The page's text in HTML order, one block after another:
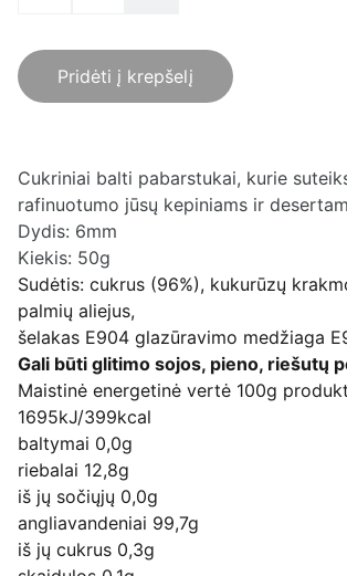
Pridėti į krepšelį
Cukriniai balti pabarstukai, kurie
rafinuotumo jūsų kepiniams ir
Dydis: 6mm
Kiekis: 50g
Sudėtis: cukrus (96%), kukurūzų
palmių aliejus,
šelakas E904 glazūravimo medžiaga
Gali būti glitimo sojos, pieno, riešutų
Maistinė energetinė vertė 100g
1695kJ/399kcal
baltymai 0,0g
riebalai 12,8g
iš jų sočiųjų 0,0g
angliavandeniai 99,7g
iš jų cukrus 0,3g